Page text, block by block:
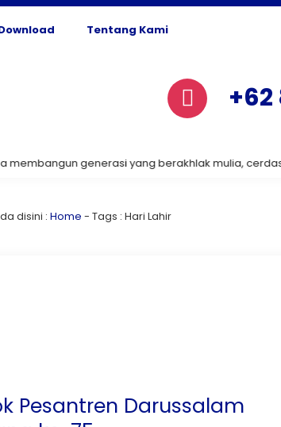
Tentang Kami
+62
generasi yang berakhlak mulia,
disini : Home - Tags : Hari Lahir
Pesantren Darussalam